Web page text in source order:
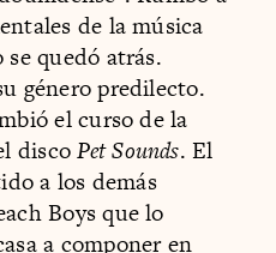
de la música
quedó atrás.
género predilecto.
el curso de la
discoPet Sounds. El
a los demás
Boys que lo
a componer en